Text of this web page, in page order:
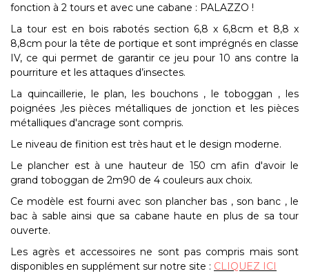
fonction à 2 tours et avec une cabane : PALAZZO !
La tour est en bois rabotés section 6,8 x 6,8cm et 8,8 x
8,8cm pour la tête de portique et sont imprégnés en classe
IV, ce qui permet de garantir ce jeu pour 10 ans contre la
pourriture et les attaques d’insectes.
La quincaillerie, le plan, les bouchons , le toboggan , les
poignées ,les pièces métalliques de jonction et les pièces
métalliques d'ancrage sont compris.
Le niveau de finition est très haut et le design moderne.
Le plancher est à une hauteur de 150 cm afin d'avoir le
grand toboggan de 2m90 de 4 couleurs aux choix.
Ce modèle est fourni avec son plancher bas , son banc , le
bac à sable ainsi que sa cabane haute en plus de sa tour
ouverte.
Les agrès et accessoires ne sont pas compris mais sont
disponibles en supplément sur notre site : CLIQUEZ ICI